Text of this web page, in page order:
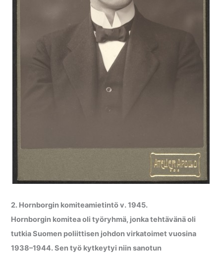
2. Hornborgin komiteamietintö v. 1945.
Hornborgin komitea oli työryhmä, jonka tehtävänä oli
tutkia Suomen poliittisen johdon virkatoimet vuosina
1938–1944. Sen työ kytkeytyi niin sanotun